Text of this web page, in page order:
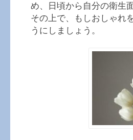
め、日頃から自分の衛生
その上で、もしおしゃれ
うにしましょう。